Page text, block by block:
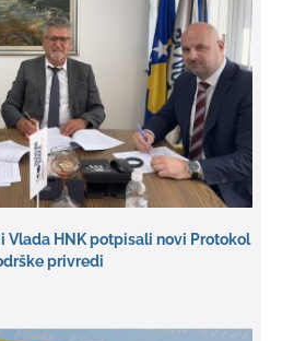
Vlada HNK potpisali novi Protokol
privredi